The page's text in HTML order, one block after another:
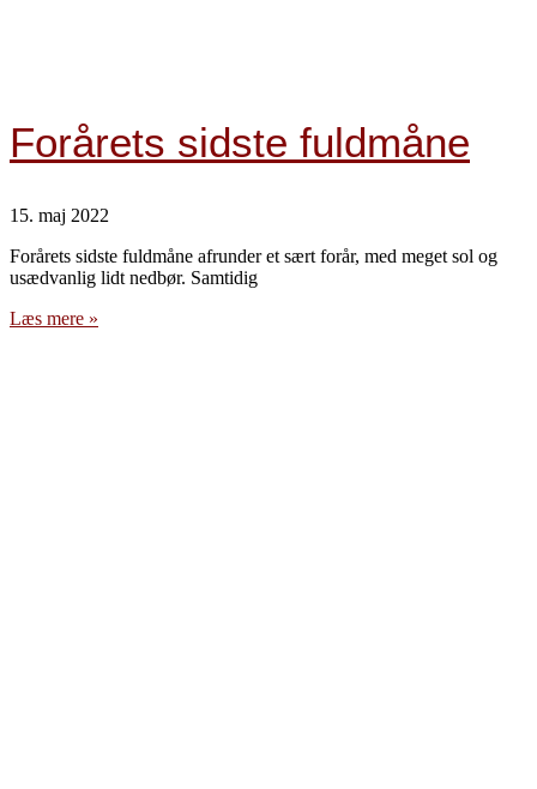
Forårets sidste fuldmåne
15. maj 2022
Forårets sidste fuldmåne afrunder et sært forår, med meget sol og
usædvanlig lidt nedbør. Samtidig
Læs mere »